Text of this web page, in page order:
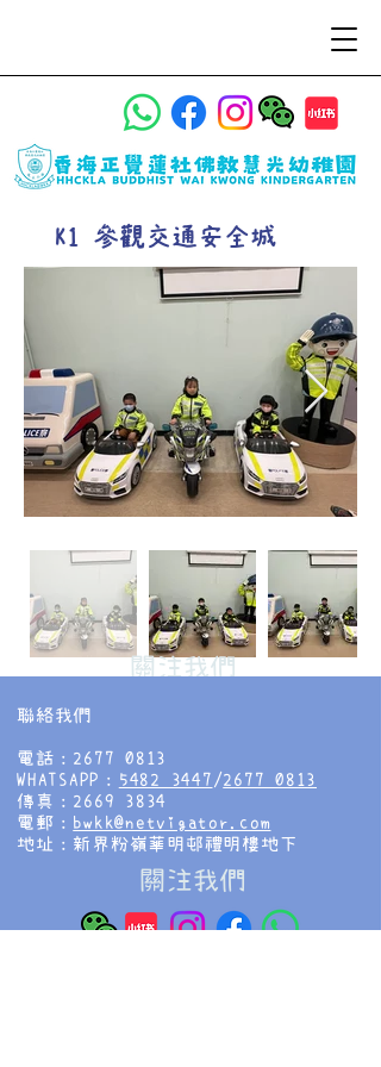
K1 參觀交通安全城
​關注我們
聯絡我們
電話：2677 0813
WHATSAPP： 5482 3447 /2677 0813
傳真：2669 3834
電郵： bwkk@netvigator.com
地址：新界粉嶺華明邨禮明樓地下
​關注我們